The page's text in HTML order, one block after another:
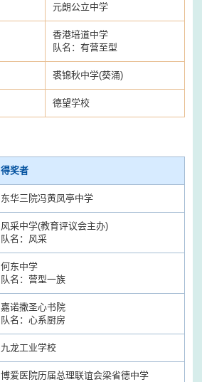
元朗公立中学
香港培道中学
队名：有营至型
裘锦秋中学(葵涌)
德望学校
得奖者
东华三院冯黄凤亭中学
风采中学(教育评议会主办)
队名：风采
何东中学
队名：营型一族
嘉诺撒圣心书院
队名：心系厨房
九龙工业学校
博爱医院历届总理联谊会梁省德中学